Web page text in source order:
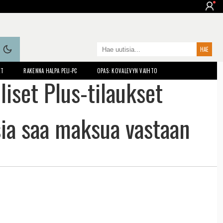
RAKENNA HALPA PELI-PC OPAS: KOVALEVYN VAIHTO
Plus-tilaukset
saa maksua vastaan